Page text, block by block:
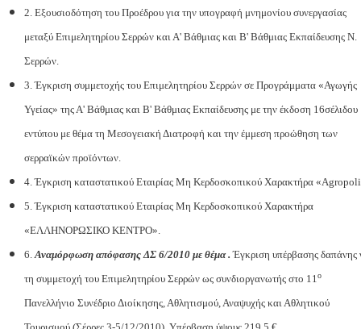
2. Εξουσιοδότηση του Προέδρου για την υπογραφή μνημονίου συνεργασίας
μεταξύ Επιμελητηρίου Σερρών και Α' Βάθμιας και Β' Βάθμιας Εκπαίδευσης Ν.
Σερρών.
3. Έγκριση συμμετοχής του Επιμελητηρίου Σερρών σε Προγράμματα «Αγωγής
Υγείας» της Α' Βάθμιας και Β' Βάθμιας Εκπαίδευσης με την έκδοση 16σέλιδου
εντύπου με θέμα τη Μεσογειακή Διατροφή και την έμμεση προώθηση των
σερραϊκών προϊόντων.
4. Έγκριση καταστατικού Εταιρίας Μη Κερδοσκοπικού Χαρακτήρα
5. Έγκριση καταστατικού Εταιρίας Μη Κερδοσκοπικού Χαρακτήρα
«ΕΛΛΗΝΟΡΩΣΙΚΟ ΚΕΝΤΡΟ».
6.Αναμόρφωση απόφασης ΔΣ 6/2010 με θέμα .Έγκριση υπέρβασης δαπάνης
τη συμμετοχή του Επιμελητηρίου Σερρών ως συνδιοργανωτής στο 11ο
Πανελλήνιο Συνέδριο Διοίκησης, Αθλητισμού, Αναψυχής και Αθλητικού